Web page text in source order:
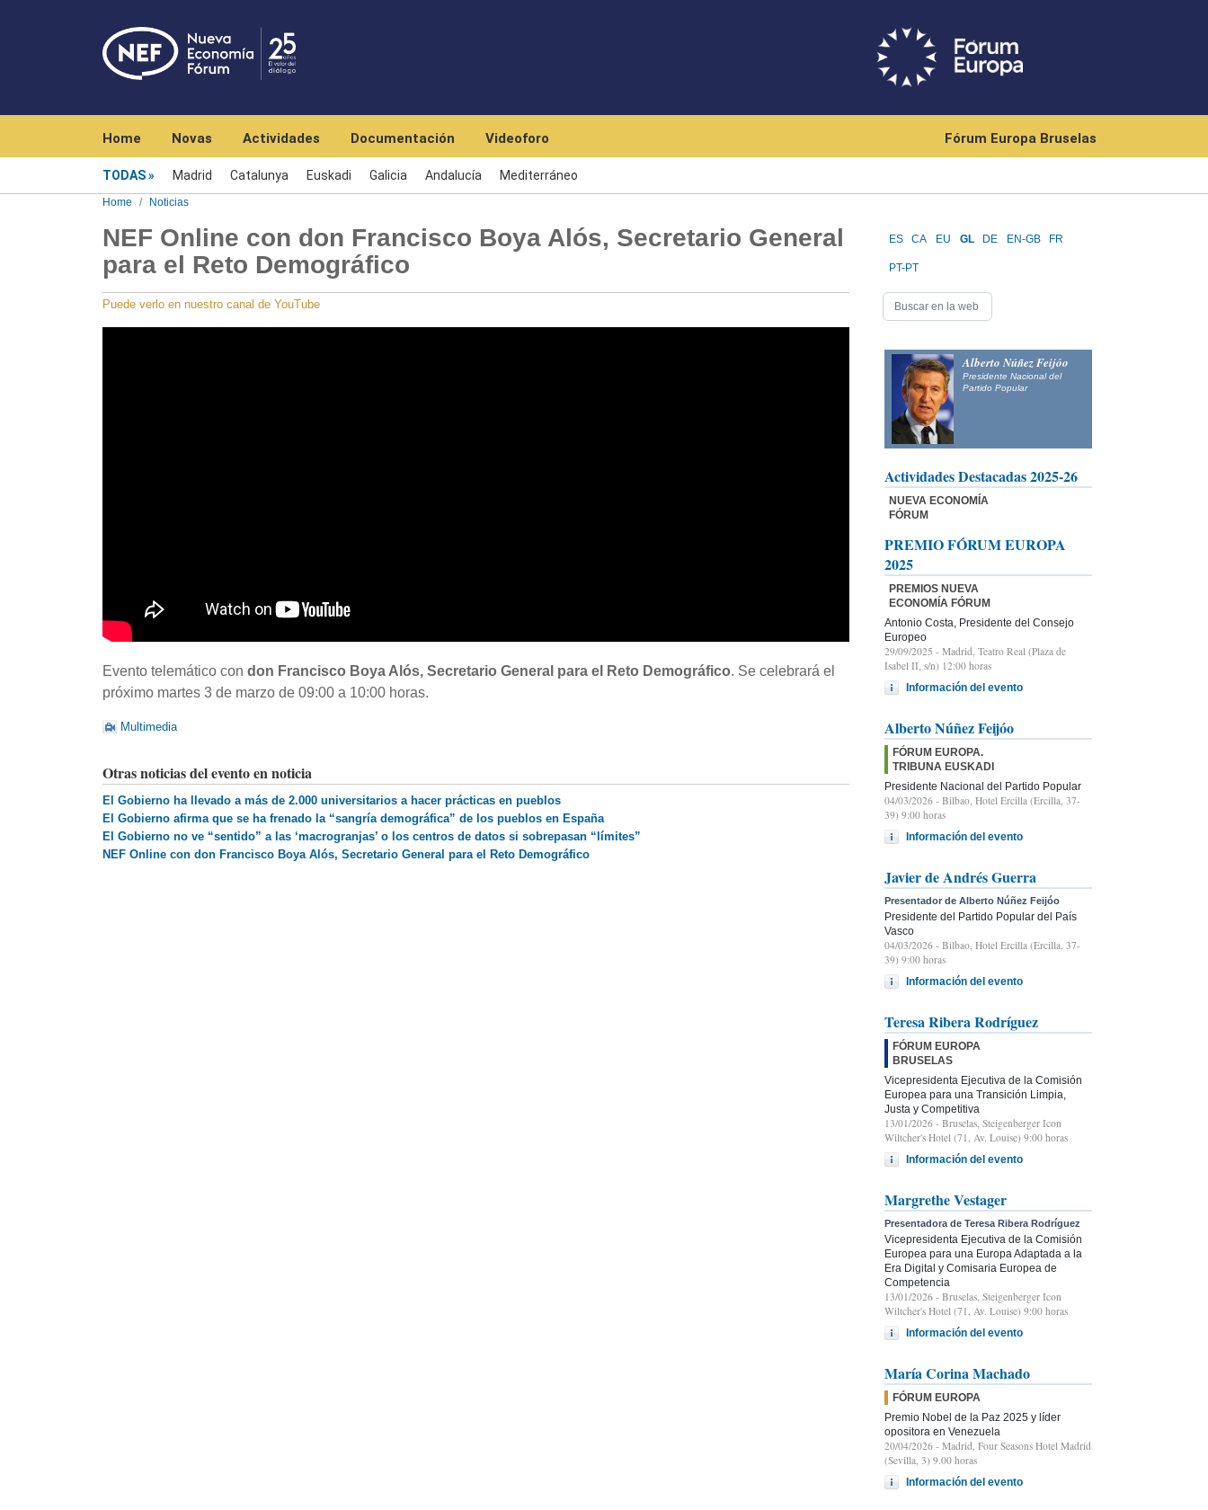
Home Novas Actividades Documentación Videoforo Fórum Europa Bruselas
TODAS Madrid Catalunya Euskadi Galicia Andalucía Mediterráneo
Home Noticias
NEF Online con don Francisco Boya Alós, Secretario General
para el Reto Demográfico
Puede verlo en nuestro canal de YouTube
Evento telemático con don Francisco Boya Alós, Secretario General para el Reto Demográfico. Se celebrará el
próximo martes 3 de marzo de 09:00 a 10:00 horas.
Multimedia
Otras noticias del evento en noticia
El Gobierno ha llevado a más de 2.000 universitarios a hacer prácticas en pueblos
El Gobierno afirma que se ha frenado la “sangría demográfica” de los pueblos en España
El Gobierno no ve “sentido” a las ‘macrogranjas’ o los centros de datos si sobrepasan “límites”
NEF Online con don Francisco Boya Alós, Secretario General para el Reto Demográfico
ES CA EU GL DE EN-GB FR
PT-PT
Alberto Núñez Feijóo
Presidente Nacional del
Partido Popular
Actividades Destacadas 2025-26
NUEVA ECONOMÍA
FÓRUM
PREMIO FÓRUM EUROPA
2025
PREMIOS NUEVA
ECONOMÍA FÓRUM
Antonio Costa, Presidente del Consejo
Europeo
29/09/2025 - Madrid, Teatro Real (Plaza de
Isabel II, s/n) 12:00 horas
Información del evento
Alberto Núñez Feijóo
FÓRUM EUROPA.
TRIBUNA EUSKADI
Presidente Nacional del Partido Popular
04/03/2026 - Bilbao, Hotel Ercilla (Ercilla, 37-
39) 9:00 horas
Información del evento
Javier de Andrés Guerra
Presentador de Alberto Núñez Feijóo
Presidente del Partido Popular del País
Vasco
04/03/2026 - Bilbao, Hotel Ercilla (Ercilla, 37-
39) 9:00 horas
Información del evento
Teresa Ribera Rodríguez
FÓRUM EUROPA
BRUSELAS
Vicepresidenta Ejecutiva de la Comisión
Europea para una Transición Limpia,
Justa y Competitiva
13/01/2026 - Bruselas, Steigenberger Icon
Wiltcher's Hotel (71, Av. Louise) 9:00 horas
Información del evento
Margrethe Vestager
Presentadora de Teresa Ribera Rodríguez
Vicepresidenta Ejecutiva de la Comisión
Europea para una Europa Adaptada a la
Era Digital y Comisaria Europea de
Competencia
13/01/2026 - Bruselas, Steigenberger Icon
Wiltcher's Hotel (71, Av. Louise) 9:00 horas
Información del evento
María Corina Machado
FÓRUM EUROPA
Premio Nobel de la Paz 2025 y líder
opositora en Venezuela
20/04/2026 - Madrid, Four Seasons Hotel Madrid
(Sevilla, 3) 9.00 horas
Información del evento